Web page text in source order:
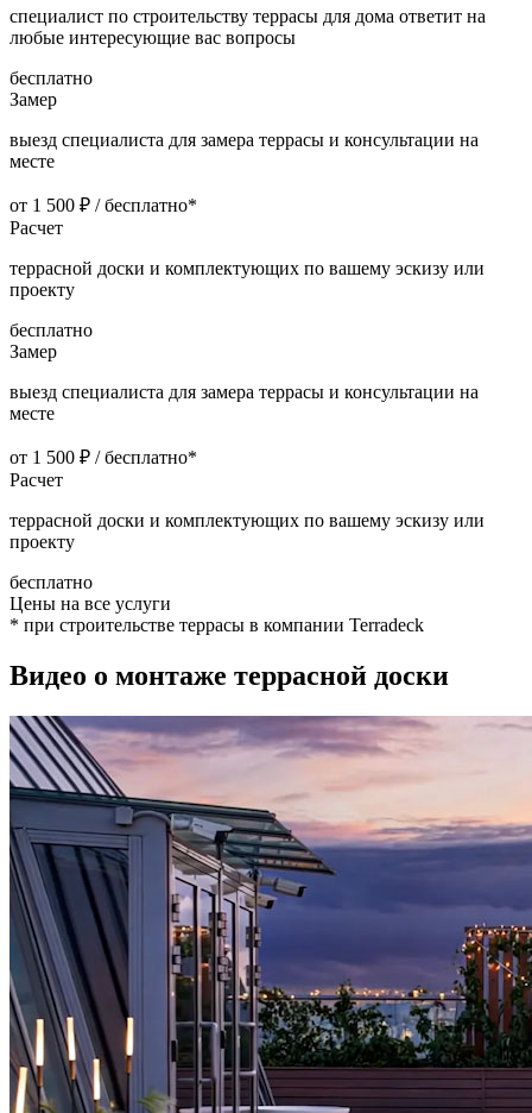
специалист по строительству террасы для дома ответит на
любые интересующие вас вопросы
бесплатно
Замер
выезд специалиста для замера террасы и консультации на
месте
от 1 500 ₽ / бесплатно*
Расчет
террасной доски и комплектующих по вашему эскизу или
проекту
бесплатно
Замер
выезд специалиста для замера террасы и консультации на
месте
от 1 500 ₽ / бесплатно*
Расчет
террасной доски и комплектующих по вашему эскизу или
проекту
бесплатно
Цены на все услуги
* при строительстве террасы в компании Terradeck
Видео о монтаже террасной доски